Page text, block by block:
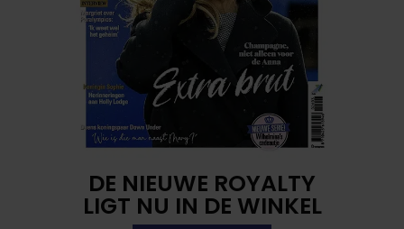
DE NIEUWE ROYALTY
LIGT NU IN DE WINKEL